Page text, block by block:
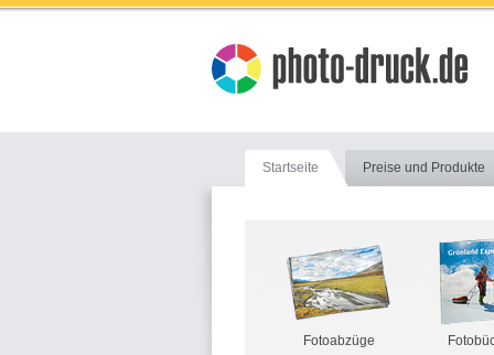
Startseite Preise und Produkte
Fotoabzüge